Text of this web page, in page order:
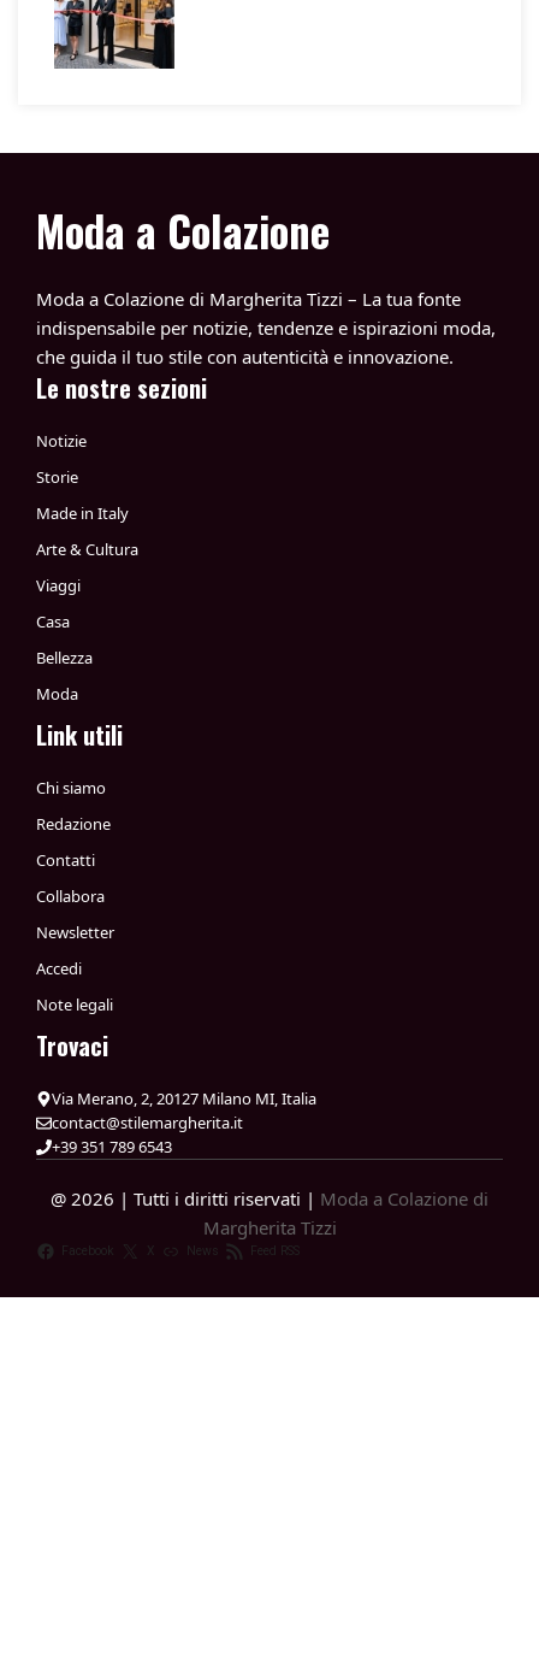
Moda a Colazione
Moda a Colazione di Margherita Tizzi – La tua fonte
indispensabile per notizie, tendenze e ispirazioni moda,
che guida il tuo stile con autenticità e innovazione.
Le nostre sezioni
Notizie
Storie
Made in Italy
Arte & Cultura
Viaggi
Casa
Bellezza
Moda
Link utili
Chi siamo
Redazione
Contatti
Collabora
Newsletter
Accedi
Note legali
Trovaci
Via Merano, 2, 20127 Milano MI, Italia
contact@stilemargherita.it
+39 351 789 6543
@ 2026 | Tutti i diritti riservati | Moda a Colazione di
Margherita Tizzi
Facebook X News Feed RSS